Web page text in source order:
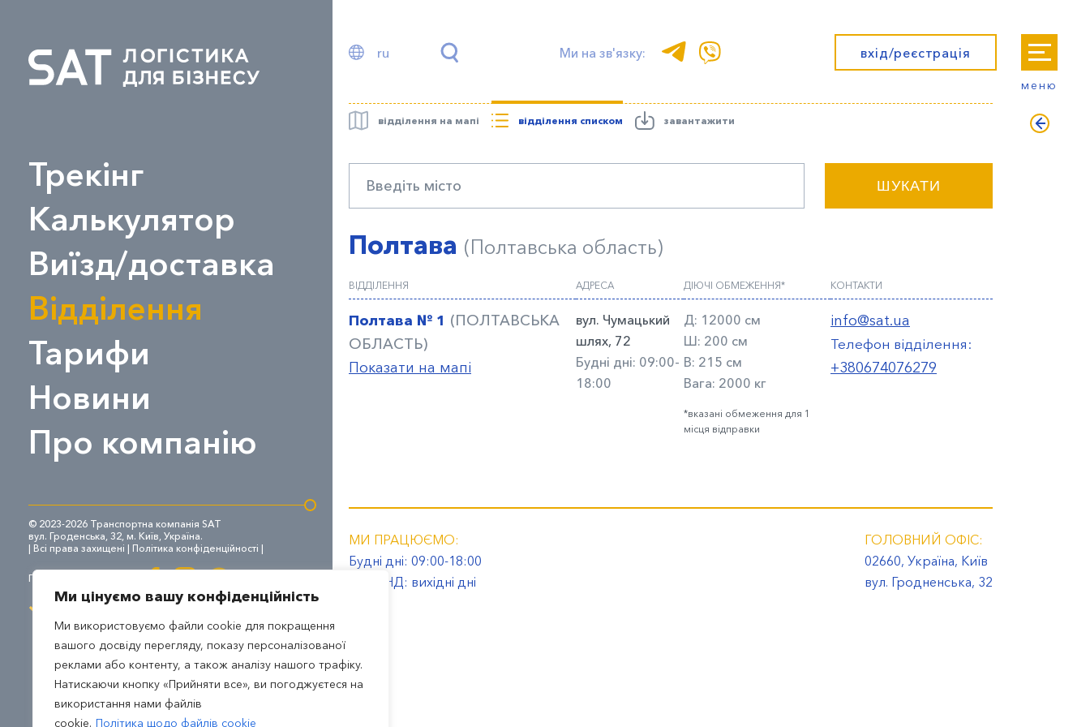
Ми цінуємо вашу конфіденційність
Ми використовуємо файли cookie для покращення
вашого досвіду перегляду, показу персоналізованої
реклами або контенту, а також аналізу нашого трафіку.
Натискаючи кнопку «Прийняти все», ви погоджуєтеся на
використання нами файлів
cookie. Політика щодо файлів cookie
Трекінг
Калькулятор
Виїзд/доставка
Відділення
Тарифи
Новини
Про компанію
© 2023-2026 Транспортна компанія SAT
вул. Гроденська, 32, м. Київ, Україна.
| Всі права захищені | Політика конфіденційності |
Приєднуйтесь до нас:
ru Ми на зв'язку: вхід/реєстрація
меню
відділення на мапі відділення списком завантажити
ШУКАТИ
Полтава (Полтавська область)
ВІДДІЛЕННЯ АДРЕСА ДІЮЧІ ОБМЕЖЕННЯ* КОНТАКТИ
Полтава № 1 (ПОЛТАВСЬКА
ОБЛАСТЬ)
Показати на мапі
вул. Чумацький
шлях, 72
Будні дні: 09:00-
18:00
Д: 12000 см
Ш: 200 см
В: 215 см
Вага: 2000 кг
*вказані обмеження для 1
місця відправки
info@sat.ua
Телефон відділення:
+380674076279
МИ ПРАЦЮЄМО:
Будні дні: 09:00-18:00
СБ та НД: вихідні дні
ГОЛОВНИЙ ОФІС:
02660, Україна, Київ
вул. Гродненська, 32